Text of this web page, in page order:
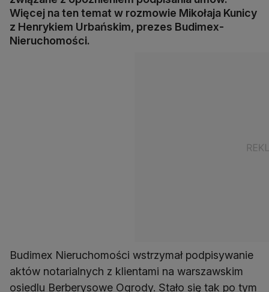
Więcej na ten temat w rozmowie Mikołaja Kunicy
z Henrykiem Urbańskim, prezes Budimex-
Nieruchomości.
Budimex Nieruchomości wstrzymał podpisywanie
aktów notarialnych z klientami na warszawskim
osiedlu Berberysowe Ogrody. Stało się tak po tym